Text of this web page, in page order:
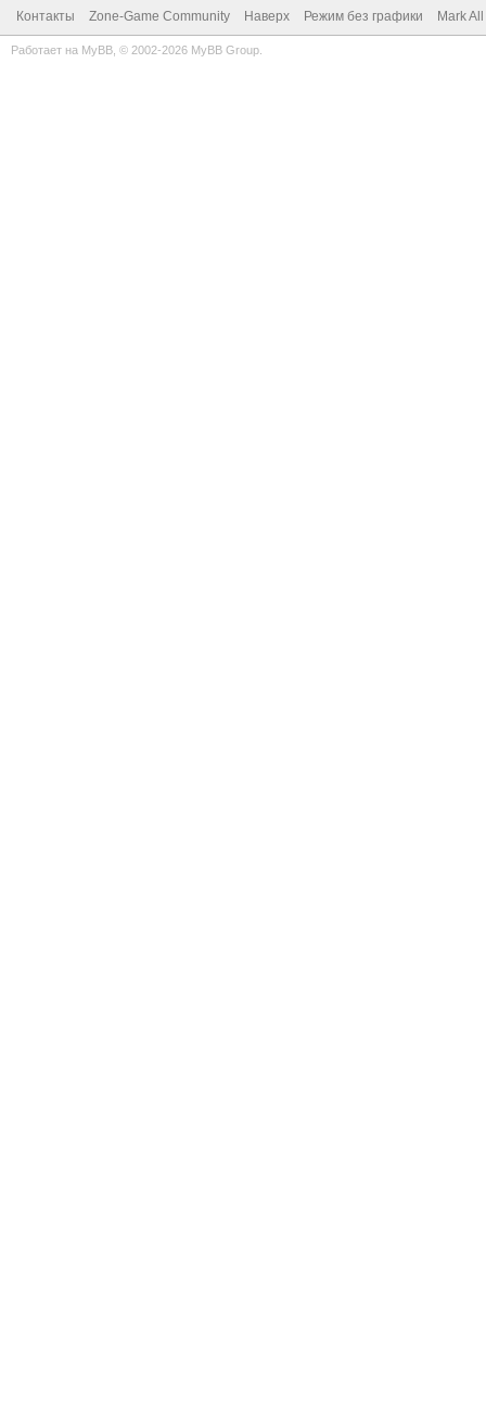
Контакты Zone-Game Community Наверх Режим без графики Mark
Работает на MyBB , © 2002-2026 MyBB Group